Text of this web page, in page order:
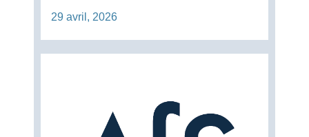
29 avril, 2026